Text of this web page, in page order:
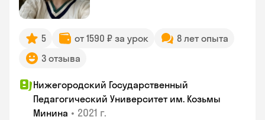
5 от 1590 ₽ за урок
8 лет опыта
3 отзыва
Нижегородский Государственный
Педагогический Университет им. Козьмы
Минина • 2021 г.